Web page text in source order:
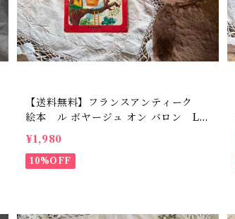
【送料無料】フランスアンティーク
絵本 ル ボヤージュ オン バロン Le
voyage en ballon フランス語 フラ
ンス児童本 フランスインテリア オ
ブジェ【1009】【フランスバイヤーセ
¥1,980
10%OFF